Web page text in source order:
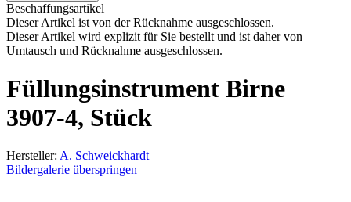
Beschaffungsartikel
Dieser Artikel ist von der Rücknahme ausgeschlossen.
Dieser Artikel wird explizit für Sie bestellt und ist daher von
Umtausch und Rücknahme ausgeschlossen.
Füllungsinstrument Birne
3907-4, Stück
Hersteller: A. Schweickhardt
Bildergalerie überspringen